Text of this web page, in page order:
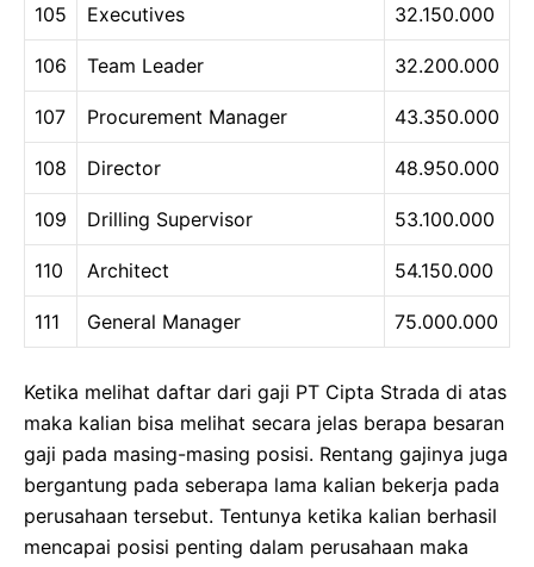
105 Executives 32.150.000
106 Team Leader 32.200.000
107 Procurement Manager 43.350.000
108 Director 48.950.000
109 Drilling Supervisor 53.100.000
110 Architect 54.150.000
111 General Manager 75.000.000
Ketika melihat daftar dari gaji PT Cipta Strada di atas
maka kalian bisa melihat secara jelas berapa besaran
gaji pada masing-masing posisi. Rentang gajinya juga
bergantung pada seberapa lama kalian bekerja pada
perusahaan tersebut. Tentunya ketika kalian berhasil
mencapai posisi penting dalam perusahaan maka